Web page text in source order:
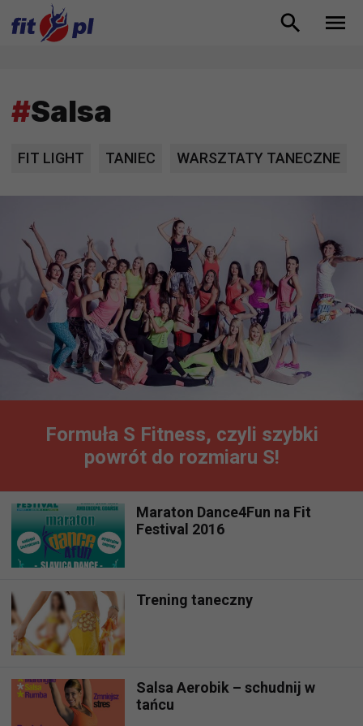
#Salsa
FIT LIGHT TANIEC WARSZTATY TANECZNE
Formuła S Fitness, czyli szybki
powrót do rozmiaru S!
Maraton Dance4Fun na Fit
Festival 2016
Trening taneczny
Salsa Aerobik – schudnij w
tańcu